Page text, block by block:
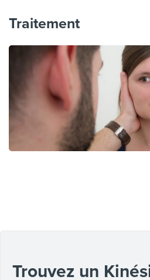
Traitement
Trouvez un